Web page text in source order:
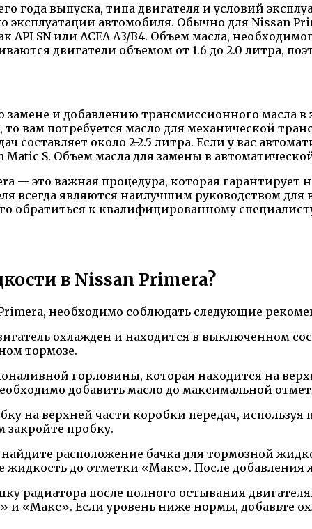
года выпуска, типа двигателя и условий
автомобиля. Обычно для Nissan
API SN или ACEA A3/B4. Объем масла,
двигатели объемом от 1.6 до 2.0 литра,
и добавлению трансмиссионного масла
вам потребуется масло для механической
составляет около 2-2.5 литра. Если у вас
Matic S. Объем масла для замены в
— это важная процедура, которая
всегда являются наилучшим руководством для
обратиться к квалифицированному
в Nissan Primera?
необходимо соблюдать следующие
охлажден и находится в выключенном
тормозе.
горловины, которая находится на
добавить масло до максимальной
на верхней части коробки передач,
закройте пробку.
расположение бачка для тормозной
до отметки «Макс». После
радиатора после полного остывания
и «Макс». Если уровень ниже нормы, добавьте